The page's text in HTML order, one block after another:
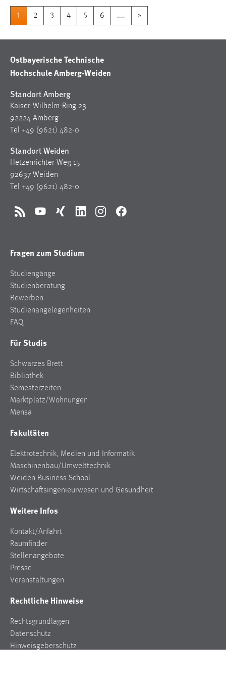
1 2 3 4 5 6 .... »
Ostbayerische Technische
Hochschule Amberg-Weiden
Standort Amberg
Kaiser-Wilhelm-Ring 23
92224 Amberg
Tel +49 (9621) 482-0
Standort Weiden
Hetzenrichter Weg 15
92637 Weiden
Tel +49 (9621) 482-0
RSS YouTubeXing LinkedInInstagramFacebook
Fragen zum Studium
Studiengänge
Studienberatung
Bewerben
Studienangelegenheiten
FAQ
Für Studis
Schwarzes Brett
Bibliothek
Semesterzeiten
Marktplatz/Wohnungen
Mensa
Fakultäten
Elektrotechnik, Medien und Informatik
Maschinenbau/Umwelttechnik
Weiden Business School
Wirtschaftsingenieurwesen und Gesundheit
Weitere Infos
Kontakt/Anfahrt
Raumfinder
Stellenangebote
Presse
Veranstaltungen
Rechtliche Hinweise
Rechtsgrundlagen
Datenschutz
Hinweisgeberschutz